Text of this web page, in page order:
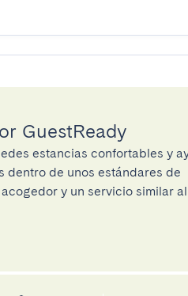
GuestReady
estancias confortables y
dentro de unos estándares de
y un servicio similar